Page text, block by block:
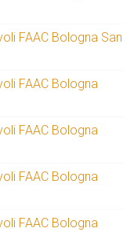
FAAC Bologna San
FAAC Bologna
FAAC Bologna
FAAC Bologna
FAAC Bologna